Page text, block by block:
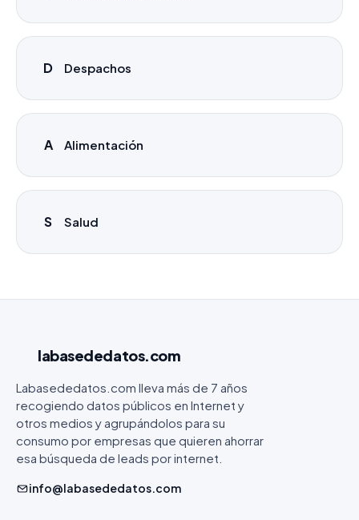
D Despachos
A Alimentación
S Salud
labasededatos.com
Labasededatos.com lleva más de 7 años
recogiendo datos públicos en Internet y
otros medios y agrupándolos para su
consumo por empresas que quieren ahorrar
esa búsqueda de leads por internet.
info@labasededatos.com